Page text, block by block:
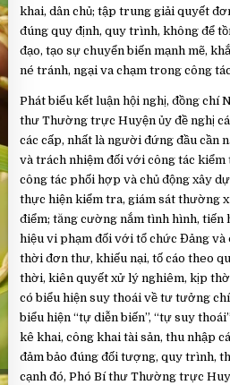
khai, dân chủ; tập trung giải quyết
đúng quy định, quy trình, không để
đạo, tạo sự chuyển biến mạnh mẽ,
né tránh, ngại va chạm trong công
Phát biểu kết luận hội nghị, đồng chí
thư Thường trực Huyện ủy đề nghị
các cấp, nhất là người đứng đầu cần
và trách nhiệm đối với công tác
công tác phối hợp và chủ động xây
thực hiện kiểm tra, giám sát thường
điểm; tăng cường nắm tình hình, tiến
hiệu vi phạm đối với tổ chức Đảng
thời đơn thư, khiếu nại, tố cáo theo
thời, kiên quyết xử lý nghiêm, kịp
có biểu hiện suy thoái về tư tưởng
biểu hiện “tự diễn biến”, “tự suy
kê khai, công khai tài sản, thu nhập
đảm bảo đúng đối tượng, quy trình,
cạnh đó, Phó Bí thư Thường trực